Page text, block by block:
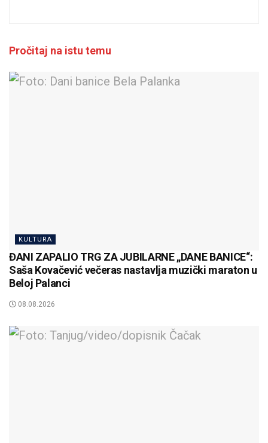
Pročitaj na istu temu
KULTURA
ĐANI ZAPALIO TRG ZA JUBILARNE „DANE BANICE“:
Saša Kovačević večeras nastavlja muzički maraton u
Beloj Palanci
08.08.2026